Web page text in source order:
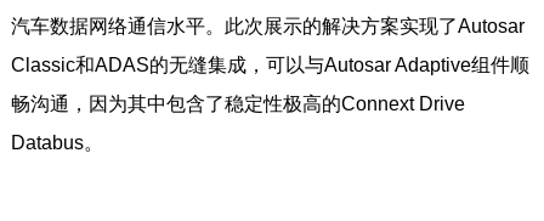
汽车数据网络通信水平。此次展示的解决方案实现了Autosar
Classic和ADAS的无缝集成，可以与Autosar Adaptive组件顺
畅沟通，因为其中包含了稳定性极高的Connext Drive
Databus。